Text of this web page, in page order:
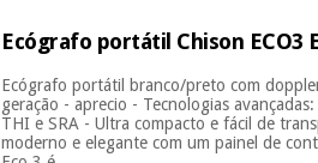
Ecógrafo portátil Chison ECO3
Ecógrafo portátil branco/preto com
geração - aprecio - Tecnologias
THI e SRA - Ultra compacto e fácil de
moderno e elegante com um painel de